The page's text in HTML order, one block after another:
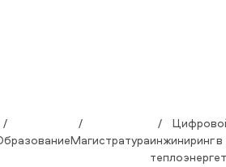
Магистратураинжиниринг в